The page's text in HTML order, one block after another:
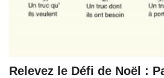
Relevez le Défi de Noël :